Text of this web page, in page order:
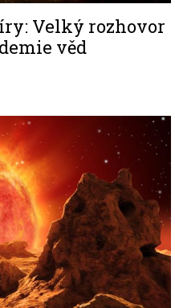
Velký rozhovor
věd